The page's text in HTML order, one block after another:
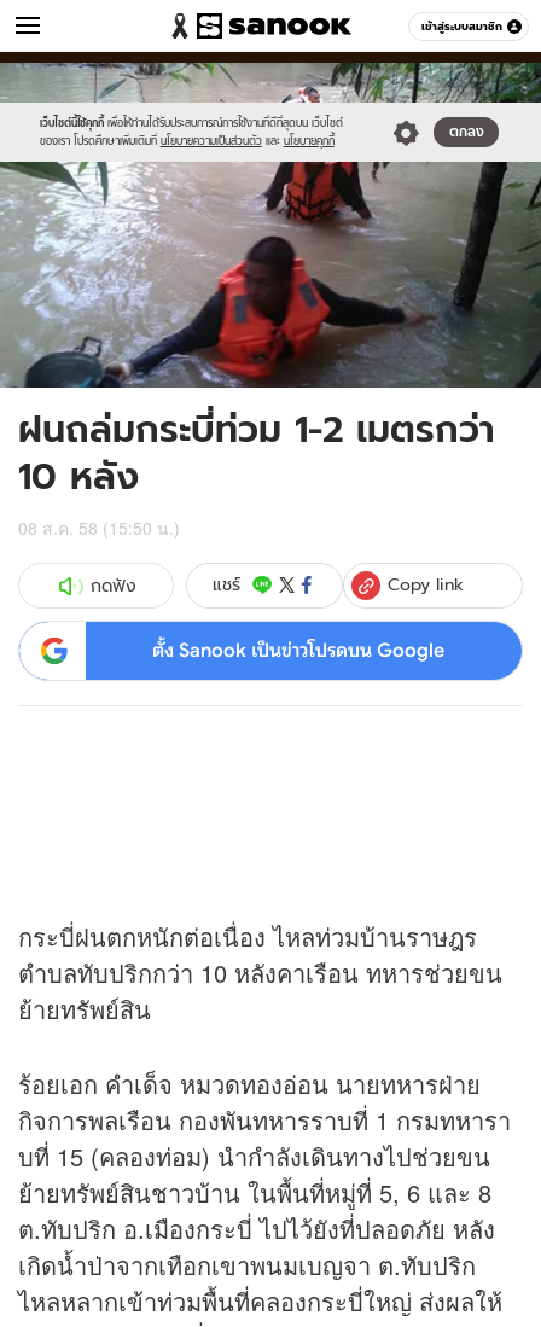
เข้าสู่ระบบสมาชิก
ข่าว หมวดอื่นๆ
เว็บไซต์นี้ใช้คุกกี้ เพื่อให้ท่านได้รับประสบการณ์การใช้งานที่ดีที่สุดบน เว็บไซต์
ของเรา โปรดศึกษาเพิ่มเติมที่ นโยบายความเป็นส่วนตัว และ นโยบายคุกกี้
ตกลง
Sanook
//s.isanook.com/sr/0/images/logo-
new-
sanook.png
600
60
//s.isanook.com/ns/0/ud/368/1844246/637676-
01.jpg
ฝนถล่มกระบี่ท่วม 1-2 เมตรกว่า
10 หลัง
08 ส.ค. 58 (15:50 น.)
กดฟัง แชร์ Copy link
ตั้ง Sanook เป็นข่าวโปรดบน Google
กระบี่ฝนตกหนักต่อเนื่อง ไหลท่วมบ้านราษฎร
ตำบลทับปริกกว่า 10 หลังคาเรือน ทหารช่วยขน
ย้ายทรัพย์สิน
ร้อยเอก คำเด็จ หมวดทองอ่อน นายทหารฝ่าย
กิจการพลเรือน กองพันทหารราบที่ 1 กรมทหารา
บที่ 15 (คลองท่อม) นำกำลังเดินทางไปช่วยขน
ย้ายทรัพย์สินชาวบ้าน ในพื้นที่หมู่ที่ 5, 6 และ 8
ต.ทับปริก อ.เมืองกระบี่ ไปไว้ยังที่ปลอดภัย หลัง
เกิดน้ำป่าจากเทือกเขาพนมเบญจา ต.ทับปริก
ไหลหลากเข้าท่วมพื้นที่คลองกระบี่ใหญ่ ส่งผลให้